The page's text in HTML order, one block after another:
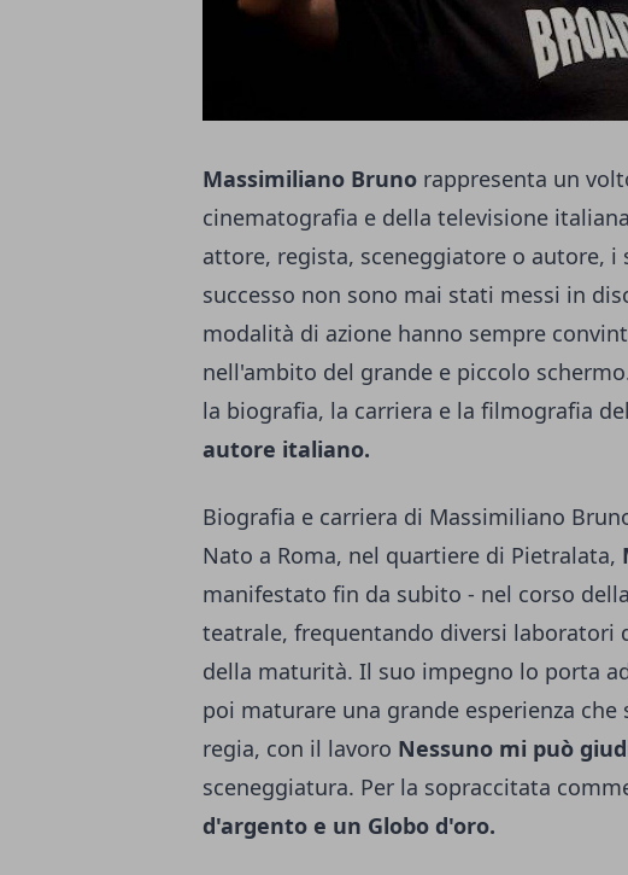
Massimiliano Bruno rappresenta un
cinematografia e della televisione
attore, regista, sceneggiatore o autore,
successo non sono mai stati messi in
modalità di azione hanno sempre
nell'ambito del grande e piccolo
la biografia, la carriera e la filmografia
autore italiano.
Biografia e carriera di Massimiliano
Nato a Roma, nel quartiere di Pietralata,
manifestato fin da subito - nel corso
teatrale, frequentando diversi laboratori
della maturità. Il suo impegno lo porta
poi maturare una grande esperienza
regia, con il lavoro Nessuno mi può
sceneggiatura. Per la sopraccitata
d'argento e un Globo d'oro.